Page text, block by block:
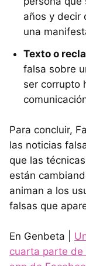
años y decir
una
Texto o
falsa sobre
ser corrupto
Para concluir,
las noticias
que las
están
animan a los
falsas que
En Genbeta |
cuarta parte de